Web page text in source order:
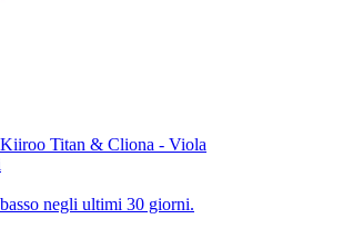
Titan & Cliona - Viola
negli ultimi 30 giorni.